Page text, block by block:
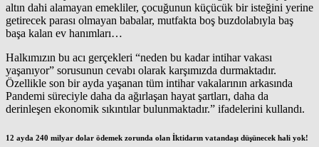
altın dahi alamayan emekliler, çocuğunun küçücük bir isteğini yerine
getirecek parası olmayan babalar, mutfakta boş buzdolabıyla baş
başa kalan ev hanımları…
Halkımızın bu acı gerçekleri “neden bu kadar intihar vakası
yaşanıyor” sorusunun cevabı olarak karşımızda durmaktadır.
Özellikle son bir ayda yaşanan tüm intihar vakalarının arkasında
Pandemi süreciyle daha da ağırlaşan hayat şartları, daha da
derinleşen ekonomik sıkıntılar bulunmaktadır.” ifadelerini kullandı.
12 ayda 240 milyar dolar ödemek zorunda olan İktidarın vatandaşı düşünecek hali yok!